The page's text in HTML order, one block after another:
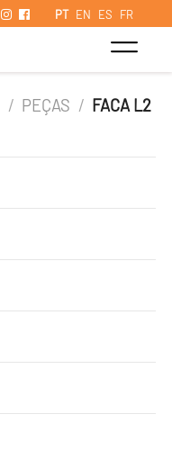
PT EN ES FR
/ PEÇAS / FACA L2